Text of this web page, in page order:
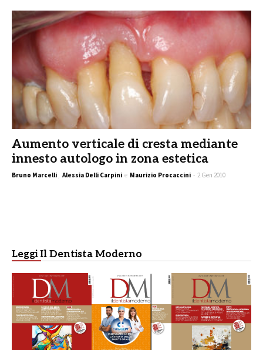
Aumento verticale di cresta mediante
innesto autologo in zona estetica
Bruno Marcelli , Alessia Delli Carpini e Maurizio Procaccini - 2 Gen 2010
Leggi Il Dentista Moderno